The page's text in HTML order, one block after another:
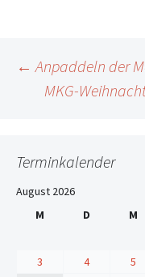
Beitrags-
← Anpaddeln der
MKG-
Terminkalender
August 2026
M
D M
3
4 5